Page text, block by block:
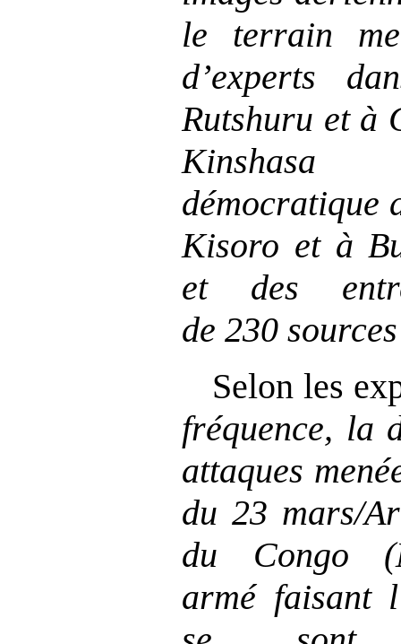
le terrain
d’experts
Rutshuru et à
démocratique
Kisoro et à
et des
de 230 sources
Selon les
fréquence, la
attaques
du 23 mars/
du Congo
armé faisant l